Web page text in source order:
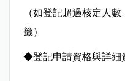
（如登記超過核定人
籤）
◆登記申請資格與詳細